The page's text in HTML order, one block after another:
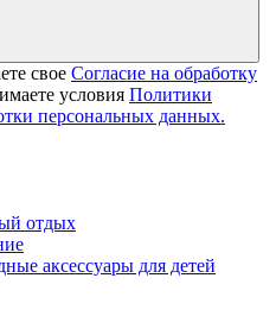
свое Согласие на обработку
условия Политики
персональных данных.
отдых
аксессуары для детей